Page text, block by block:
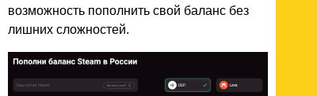
возможность пополнить свой баланс без
лишних сложностей.